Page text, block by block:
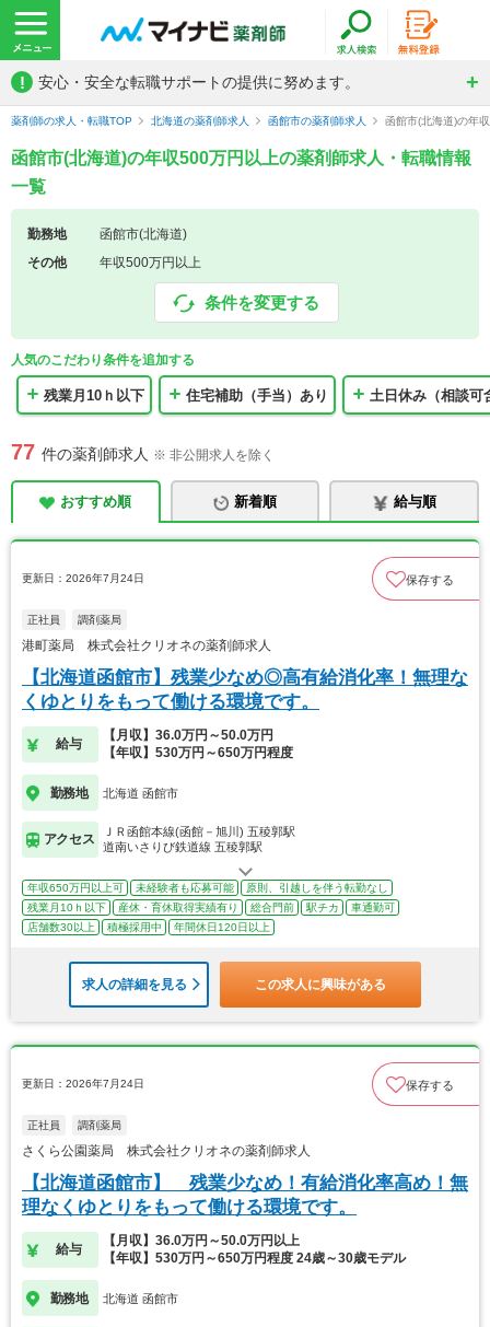
! 安心・安全な転職サポートの提供に努めます。
薬剤師の求人・転職TOP 北海道の薬剤師求人 函館市の薬剤師求人 函館市(北海道)の年
函館市(北海道)の年収500万円以上の薬剤師求人・転職情報
一覧
勤務地
函館市(北海道)
その他
年収500万円以上
条件を変更する
人気のこだわり条件を追加する
残業月10ｈ以下 住宅補助（手当）あり 土日休み（相談可
77 件の薬剤師求人 ※ 非公開求人を除く
おすすめ順 新着順 給与順
更新日：2026年7月24日 保存する
正社員 調剤薬局
港町薬局 株式会社クリオネの薬剤師求人
【北海道函館市】残業少なめ◎高有給消化率！無理な
くゆとりをもって働ける環境です。
給与
【月収】36.0万円～50.0万円
【年収】530万円～650万円程度
勤務地 北海道 函館市
アクセス
ＪＲ函館本線(函館－旭川) 五稜郭駅
道南いさりび鉄道線 五稜郭駅
年収650万円以上可 未経験者も応募可能
原則、引越しを伴う転勤なし
残業月10ｈ以下
産休・育休取得実績有り 総合門前 駅チカ
車通勤可
店舗数30以上
積極採用中 年間休日120日以上
求人の詳細を見る この求人に興味がある
更新日：2026年7月24日 保存する
正社員 調剤薬局
さくら公園薬局 株式会社クリオネの薬剤師求人
【北海道函館市】 残業少なめ！有給消化率高め！無
理なくゆとりをもって働ける環境です。
給与
【月収】36.0万円～50.0万円以上
【年収】530万円～650万円程度 24歳～30歳モデル
勤務地 北海道 函館市